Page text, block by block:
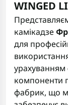
WINGED
камікадзе
для
урахуванням
компоненти
фабрик, що